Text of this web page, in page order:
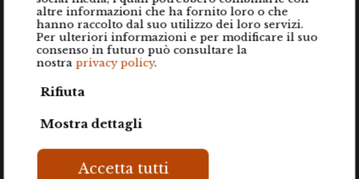
altre informazioni che ha fornito loro o che
hanno raccolto dal suo utilizzo dei loro servizi.
Per ulteriori informazioni e per modificare il suo
consenso in futuro può consultare la
nostra privacy policy.
Rifiuta
Mostra dettagli
Accetta tutti